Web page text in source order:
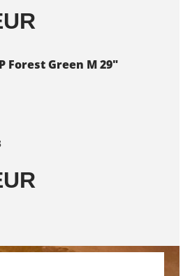
Forest Green M 29"